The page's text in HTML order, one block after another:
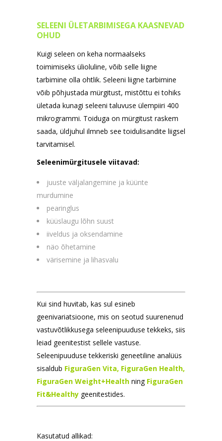
SELEENI ÜLETARBIMISEGA KAASNEVAD
OHUD
Kuigi seleen on keha normaalseks
toimimiseks ülioluline, võib selle liigne
tarbimine olla ohtlik. Seleeni liigne tarbimine
võib põhjustada mürgitust, mistõttu ei tohiks
ületada kunagi seleeni taluvuse ülempiiri 400
mikrogrammi. Toiduga on mürgitust raskem
saada, üldjuhul ilmneb see toidulisandite liigsel
tarvitamisel.
Seleenimürgitusele viitavad:
juuste väljalangemine ja küünte
murdumine
pearinglus
küüslaugu lõhn suust
iiveldus ja oksendamine
näo õhetamine
värisemine ja lihasvalu
Kui sind huvitab, kas sul esineb
geenivariatsioone, mis on seotud suurenenud
vastuvõtlikkusega seleenipuuduse tekkeks, siis
leiad geenitestist sellele vastuse.
Seleenipuuduse tekkeriski geneetiline analüüs
sisaldub FiguraGen Vita, FiguraGen Health,
FiguraGen Weight+Health ning FiguraGen
Fit&Healthy geenitestides.
Kasutatud allikad: